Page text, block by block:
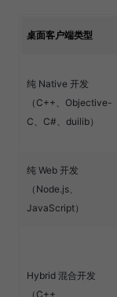
桌面客户端类型
纯 Native 开发
（C++、Objective-
C、C#、duilib）
纯 Web 开发
（Node.js、
JavaScript）
Hybrid 混合开发
（C++、